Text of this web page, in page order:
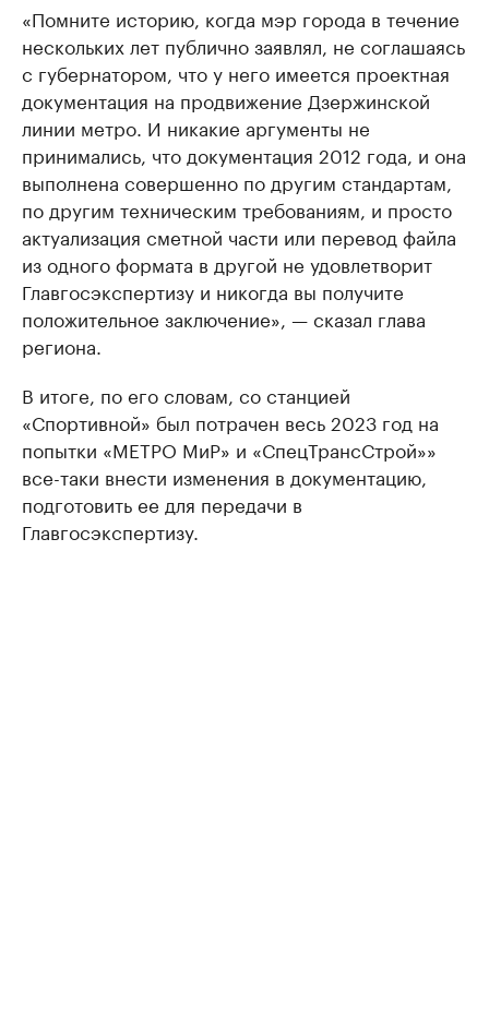
«Помните историю, когда мэр города в течение
нескольких лет публично заявлял, не соглашаясь
с губернатором, что у него имеется проектная
документация на продвижение Дзержинской
линии метро. И никакие аргументы не
принимались, что документация 2012 года, и она
выполнена совершенно по другим стандартам,
по другим техническим требованиям, и просто
актуализация сметной части или перевод файла
из одного формата в другой не удовлетворит
Главгосэкспертизу и никогда вы получите
положительное заключение», — сказал глава
региона.
В итоге, по его словам, со станцией
«Спортивной» был потрачен весь 2023 год на
попытки «МЕТРО МиР» и «СпецТрансСтрой»»
все-таки внести изменения в документацию,
подготовить ее для передачи в
Главгосэкспертизу.